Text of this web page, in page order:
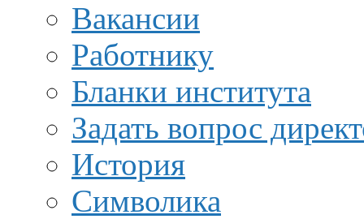
Вакансии
Работнику
Бланки института
Задать вопрос
История
Символика